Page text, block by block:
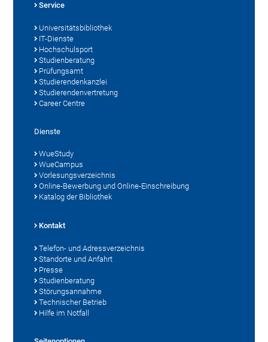
Service
Universitätsbibliothek
IT-Dienste
Hochschulsport
Studienberatung
Prüfungsamt
Studierendenkanzlei
Studierendenvertretung
Career Centre
Dienste
WueStudy
WueCampus
Vorlesungsverzeichnis
Online-Bewerbung und Online-Einschreibung
Katalog der Bibliothek
Kontakt
Telefon- und Adressverzeichnis
Standorte und Anfahrt
Presse
Studienberatung
Störungsannahme
Technischer Betrieb
Hilfe im Notfall